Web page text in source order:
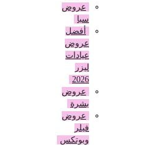
عروض
أفضل
عروض
عيادات
عروض
بشرة
عروض
وبوتكس